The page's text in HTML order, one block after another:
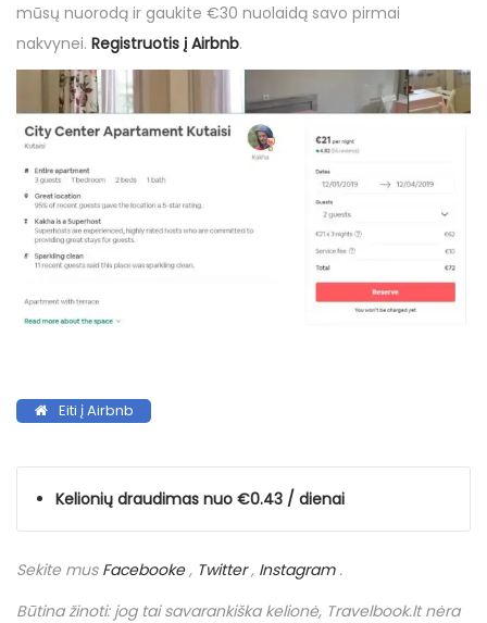
mūsų nuorodą ir gaukite €30 nuolaidą savo pirmai
nakvynei. Registruotis į Airbnb.
Eiti į Airbnb
Kelionių draudimas nuo €0.43 / dienai
Sekite mus Facebooke, Twitter, Instagram.
Būtina žinoti: jog tai savarankiška kelionė, Travelbook.ltnėra